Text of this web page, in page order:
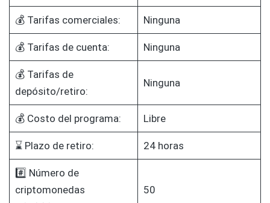
💰 Tarifas comerciales: Ninguna
💰 Tarifas de cuenta: Ninguna
💰 Tarifas de
depósito/retiro:
Ninguna
💰 Costo del programa: Libre
⌛ Plazo de retiro: 24 horas
#️⃣ Número de
criptomonedas
50